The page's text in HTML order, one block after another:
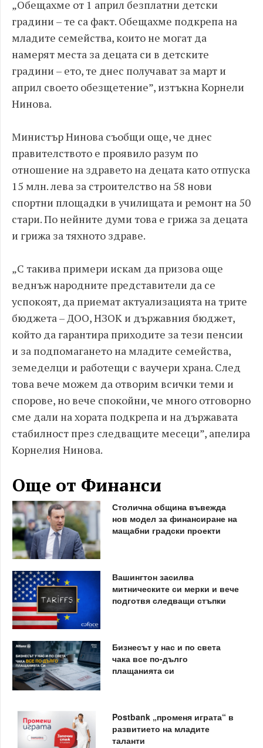
„Обещахме от 1 април безплатни детски
градини – те са факт. Обещахме подкрепа на
младите семейства, които не могат да
намерят места за децата си в детските
градини – ето, те днес получават за март и
април своето обезщетение”, изтъкна Корнели
Нинова.
Министър Нинова съобщи още, че днес
правителството е проявило разум по
отношение на здравето на децата като отпуска
15 млн. лева за строителство на 58 нови
спортни площадки в училищата и ремонт на 50
стари. По нейните думи това е грижа за децата
и грижа за тяхното здраве.
„С такива примери искам да призова още
веднъж народните представители да се
успокоят, да приемат актуализацията на трите
бюджета – ДОО, НЗОК и държавния бюджет,
който да гарантира приходите за тези пенсии
и за подпомагането на младите семейства,
земеделци и работещи с ваучери храна. След
това вече можем да отворим всички теми и
спорове, но вече спокойни, че много отговорно
сме дали на хората подкрепа и на държавата
стабилност през следващите месеци”, апелира
Корнелия Нинова.
Още от Финанси
Столична община въвежда
нов модел за финансиране на
мащабни градски проекти
Вашингтон засилва
митническите си мерки и вече
подготвя следващи стъпки
Бизнесът у нас и по света
чака все по-дълго
плащанията си
Postbank „променя играта“ в
развитието на младите
таланти